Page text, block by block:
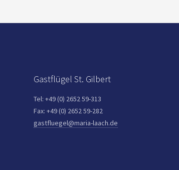
Gastflügel St. Gilbert
Tel: +49 (0) 2652 59-313
Fax: +49 (0) 2652 59-282
gastfluegel@maria-laach.de